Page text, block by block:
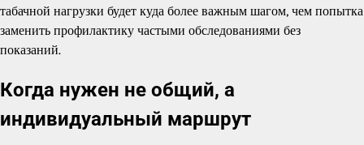
табачной нагрузки будет куда более важным шагом, чем попытка
заменить профилактику частыми обследованиями без
показаний.
Когда нужен не общий, а
индивидуальный маршрут